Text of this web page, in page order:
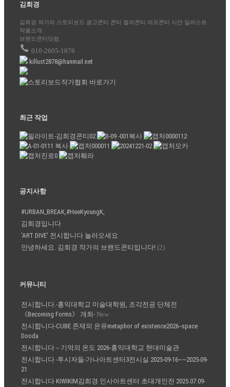
김희경
김희경 작가의 스토리보드 광고콘티 콘티 컬러콘티 러프콘티 시안 일러스트
작품소개.
브랜드콘티닷컴.
010-2605-1876
killust2878@hanmail.net
최근 작업
공지사항
#URBAN_BREAK,#HeeKyoungK,
김희경입니다
'ART DIVE' 전시합니다 놀러오세요
안녕하세요. 김희경 작가의 브랜드콘티입니다! (2)
커뮤니티
전시합니다.-홍익대학교 미술대학원, 조각전공 단체전
《Becoming Forms》 개최- New
전시합니다-CUBE 존재의 은유metaphor of existence2026--space
Dooda
전시합니다 -- 기억의 온도 2026-홍익대학교 현대미술관
전시합니다 -투시자들-가나아트센터3전시실 2025-09-16~~2025-09-
21
전시합니다 KIWIKIM김희경 인사아트센터 초대개인전 2025.07.09-